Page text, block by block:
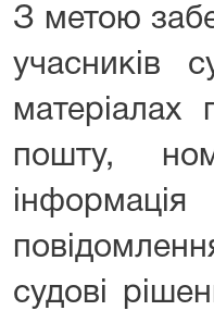
З метою
учасників
матеріалах
пошту,
судові